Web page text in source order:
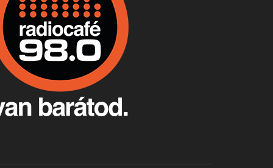
Apr 17, 2026 • 00:35:38
Apr 9, 2026 • 00:37:17